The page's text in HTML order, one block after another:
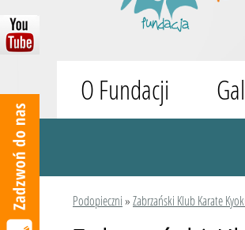
O Fundacji
Podopieczni»Zabrzański Klub Karate